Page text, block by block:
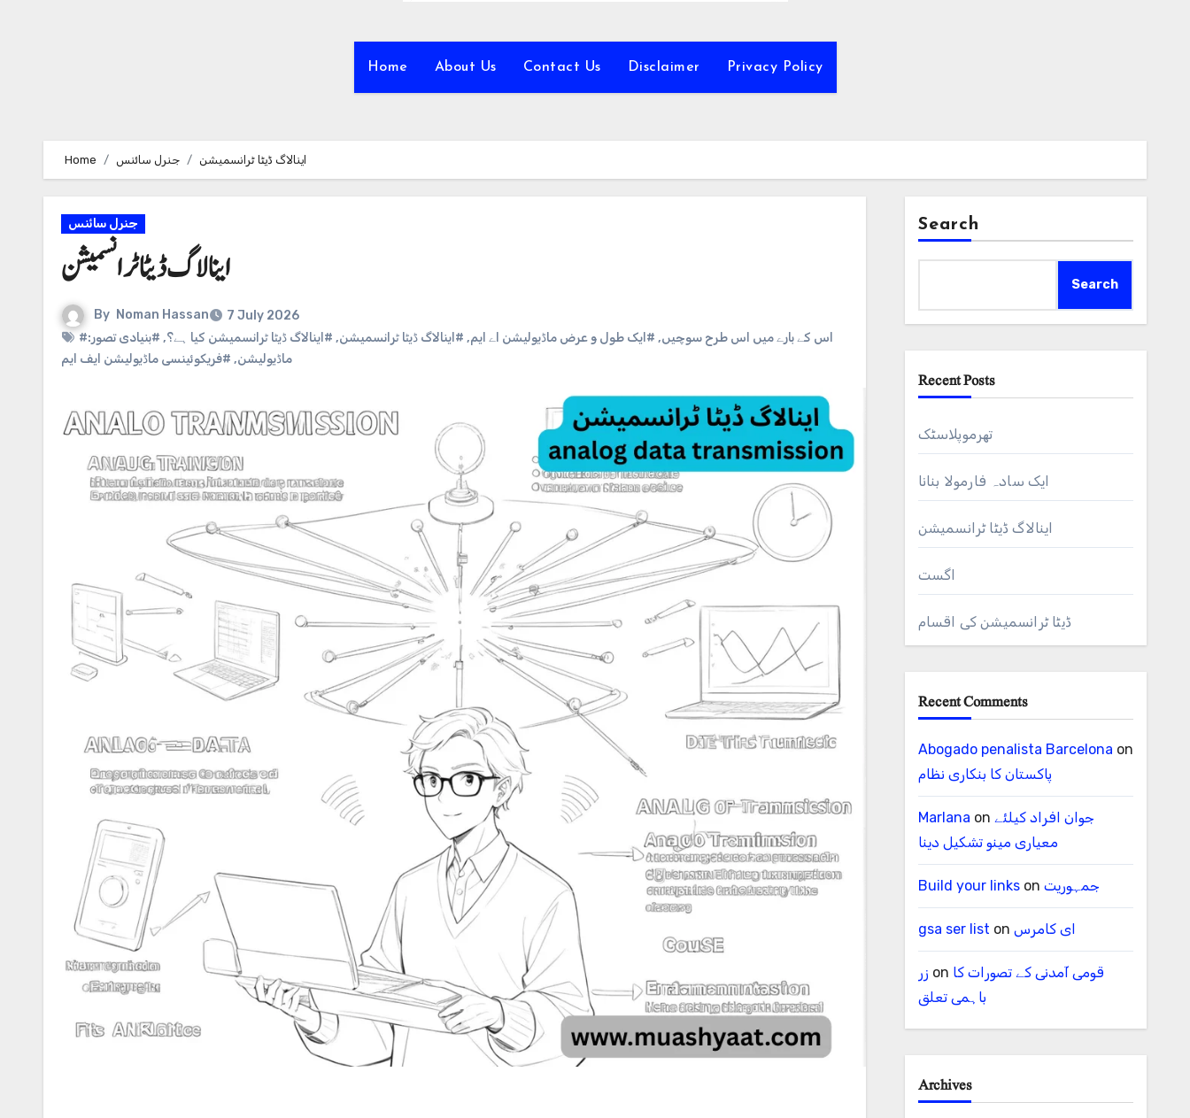
Home About Us Contact Us Disclaimer Privacy Policy
Home جنرل سائنس اینالاگ ڈیٹا ٹرانسمیشن
جنرل سائنس
اینالاگ ڈیٹا ٹرانسمیشن
By Noman Hassan
7 July 2026
#اس کے بارے میں اس طرح سوچیں, #ایک طول و عرض ماڈیولیشن اے ایم, #اینالاگ ڈیٹا ٹرانسمیشن, #اینالاگ ڈیٹا ٹرانسمیشن کیا ہے؟, #بنیادی تصور:
ماڈیولیشن, #فریکوئینسی ماڈیولیشن ایف ایم
Search
Search
Recent Posts
تھرموپلاسٹک
ایک سادہ فارمولا بنانا
اینالاگ ڈیٹا ٹرانسمیشن
اگست
ڈیٹا ٹرانسمیشن کی اقسام
Recent Comments
Abogado penalista Barcelona on
پاکستان کا بنکاری نظام
Marlana on جوان افراد کیلئے
معیاری مینو تشکیل دینا
Build your linkson جمہوریت
gsa ser list on ای کامرس
زر on قومی آمدنی کے تصورات کا
باہمی تعلق
Archives